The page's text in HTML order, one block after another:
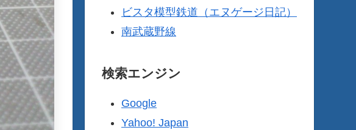
ビスタ模型鉄道（エヌゲージ日記）
南武蔵野線
検索エンジン
Google
Yahoo! Japan